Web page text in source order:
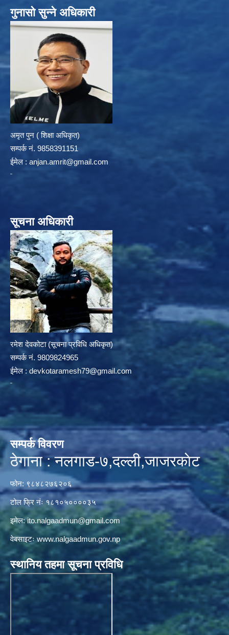
गुनासो सुन्ने अधिकारी
अमृत पुन ( शिक्षा अधिकृत)
सम्पर्क न‌ं. 9858391151
ईमेल : anjan.amrit@gmail.com
सूचना अधिकारी
रमेश देवकोटा (सूचना प्रविधि अधिकृत)
सम्पर्क न‌ं. 9809824965
ईमेल : devkotaramesh79@gmail.com
सम्पर्क विवरण
ठेगाना : नलगाड-७,दल्ली,जाजरकाेट
फोन: ९८४८२७६२०६
टोल फ्रि नंः १८१०५००००३५
इमेल:ito.nalgaadmun@gmail.com
वेबसाइटःwww.nalgaadmun.gov.np
स्थानिय तहमा सूचना प्रविधि